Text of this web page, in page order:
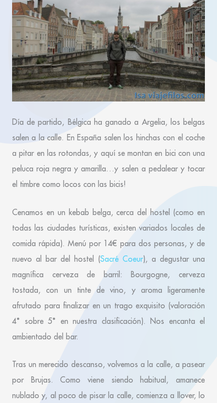
Día de partido, Bélgica ha ganado a Argelia, los belgas
salen a la calle. En España salen los hinchas con el coche
a pitar en las rotondas, y aquí se montan en bici con una
peluca roja negra y amarilla…y salen a pedalear y tocar
el timbre como locos con las bicis!
Cenamos en un kebab belga, cerca del hostel (como en
todas las ciudades turísticas, existen variados locales de
comida rápida). Menú por 14€ para dos personas, y de
nuevo al bar del hostel (Sacré Coeur), a degustar una
magnífica cerveza de barril: Bourgogne, cerveza
tostada, con un tinte de vino, y aroma ligeramente
afrutado para finalizar en un trago exquisito (valoración
4* sobre 5* en nuestra clasificación). Nos encanta el
ambientado del bar.
Tras un merecido descanso, volvemos a la calle, a pasear
por Brujas. Como viene siendo habitual, amanece
nublado y, al poco de pisar la calle, comienza a llover, lo